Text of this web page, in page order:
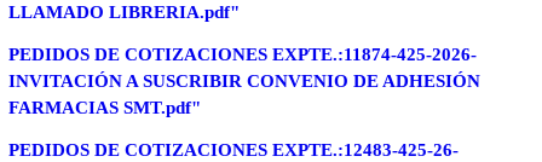
LLAMADO LIBRERIA.pdf"
PEDIDOS DE COTIZACIONES EXPTE.:11874-425-2026-
INVITACIÓN A SUSCRIBIR CONVENIO DE ADHESIÓN
FARMACIAS SMT.pdf"
PEDIDOS DE COTIZACIONES EXPTE.:12483-425-26-